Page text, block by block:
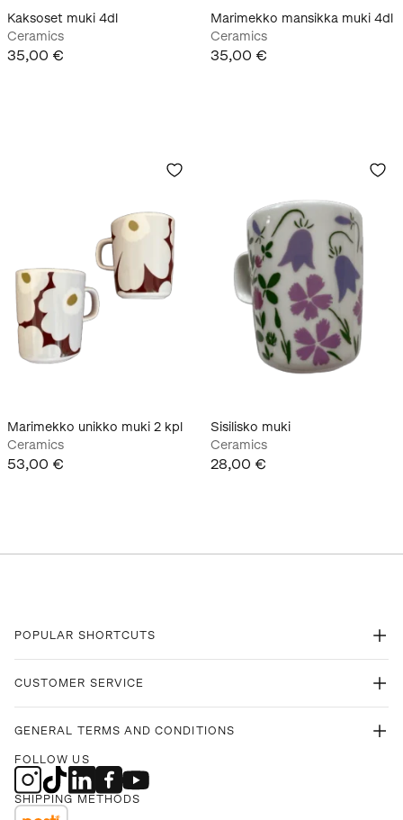
Kaksoset muki 4dl
Ceramics
35,00 €
Marimekko mansikka muki 4dl
Ceramics
35,00 €
Marimekko unikko muki 2 kpl
Ceramics
53,00 €
Sisilisko muki
Ceramics
28,00 €
POPULAR SHORTCUTS
CUSTOMER SERVICE
GENERAL TERMS AND CONDITIONS
FOLLOW US
SHIPPING METHODS